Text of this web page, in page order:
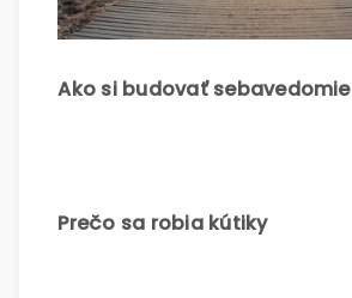
Ako si budovať sebavedomie
Prečo sa robia kútiky